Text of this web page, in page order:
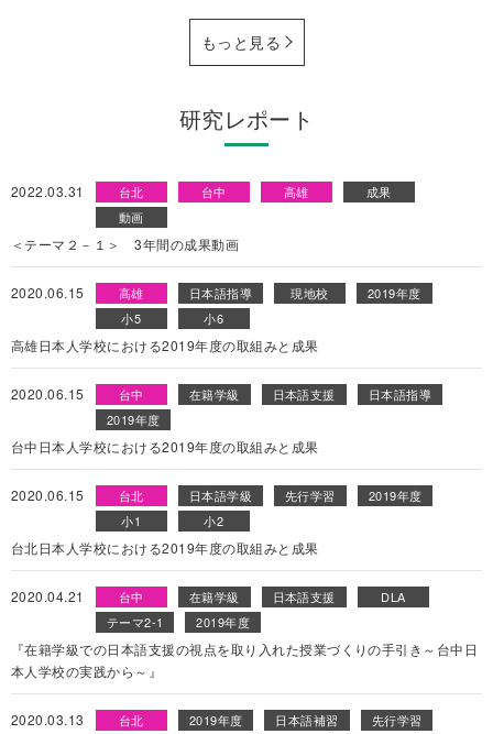
もっと見る
研究レポート
2022.03.31 台北 台中 高雄
成果
動画
＜テーマ２－１＞ 3年間の成果動画
2020.06.15 高雄 日本語指導 現地校
2019年度
小5
小6
高雄日本人学校における2019年度の取組みと成果
2020.06.15 台中 在籍学級 日本語支援
日本語指導
2019年度
台中日本人学校における2019年度の取組みと成果
2020.06.15 台北 日本語学級 先行学習
2019年度
小1
小2
台北日本人学校における2019年度の取組みと成果
2020.04.21 台中 在籍学級 日本語支援
DLA
テーマ2-1
2019年度
『在籍学級での日本語支援の視点を取り入れた授業づくりの手引き～台中日
本人学校の実践から～』
2020.03.13 台北 2019年度 日本語補習
先行学習